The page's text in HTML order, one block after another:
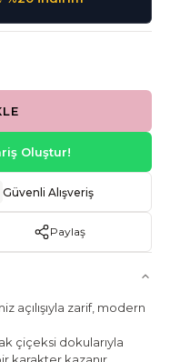
Oluştur!
Güvenli Alışveriş
Paylaş
açılışıyla zarif, modern
çiçeksi dokularıyla